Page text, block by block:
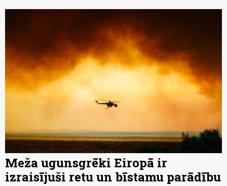
Meža ugunsgrēki Eiropā ir
izraisījuši retu un bīstamu parādību